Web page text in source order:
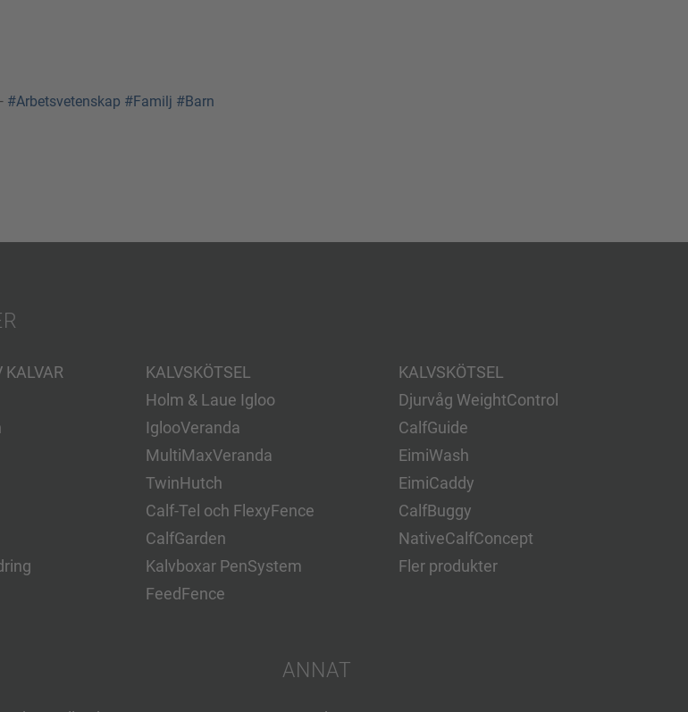
#Arbetsvetenskap #Familj #Barn
KALVAR
KALVSKÖTSEL
Holm & Laue Igloo
IglooVeranda
MultiMaxVeranda
TwinHutch
Calf-Tel och FlexyFence
CalfGarden
Kalvboxar PenSystem
FeedFence
KALVSKÖTSEL
Djurvåg WeightControl
CalfGuide
EimiWash
EimiCaddy
CalfBuggy
NativeCalfConcept
Fler produkter
ANNAT